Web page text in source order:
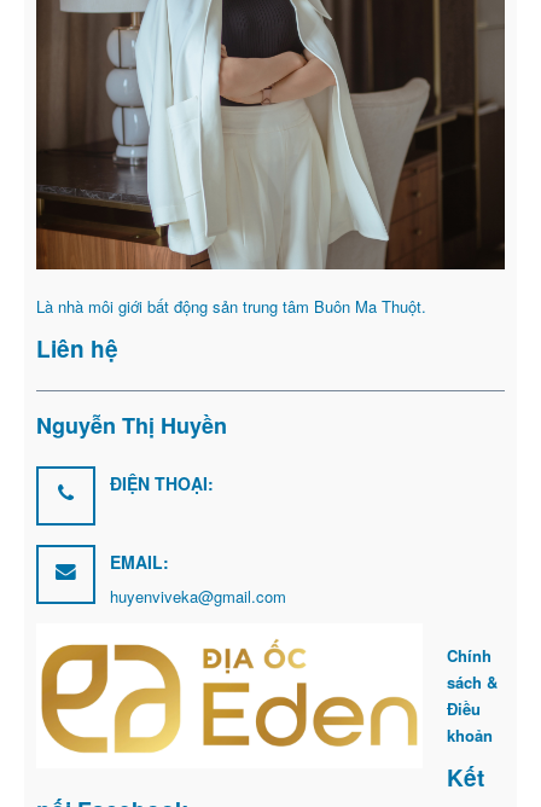
Là nhà môi giới bất động sản trung tâm Buôn Ma Thuột.
Liên hệ
Nguyễn Thị Huyền
ĐIỆN THOẠI:
EMAIL:
huyenviveka@gmail.com
Chính
sách &
Điều
khoản
Kết